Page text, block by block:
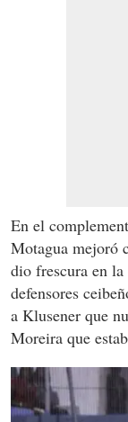
En el
Motagua mejoró
dio frescura en
defensores
a Klusener que
Moreira que